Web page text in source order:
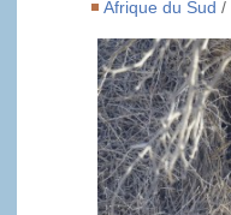
Afrique du Sud /